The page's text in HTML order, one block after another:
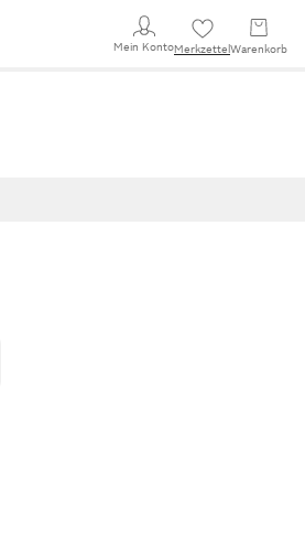
Mein KontoMerkzettel Warenkorb